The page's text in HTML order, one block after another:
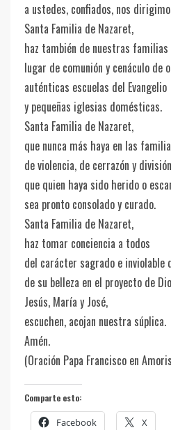
a ustedes, confiados, nos
Santa Familia de Nazaret,
haz también de nuestras familias
lugar de comunión y cenáculo de
auténticas escuelas del Evangelio
y pequeñas iglesias domésticas.
Santa Familia de Nazaret,
que nunca más haya en las
de violencia, de cerrazón y
que quien haya sido herido o
sea pronto consolado y curado.
Santa Familia de Nazaret,
haz tomar conciencia a todos
del carácter sagrado e inviolable
de su belleza en el proyecto de
Jesús, María y José,
escuchen, acojan nuestra súplica.
Amén.
(Oración Papa Francisco en
Comparte esto:
Facebook X